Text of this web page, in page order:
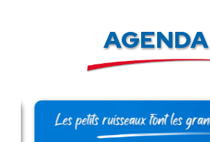
AGENDA